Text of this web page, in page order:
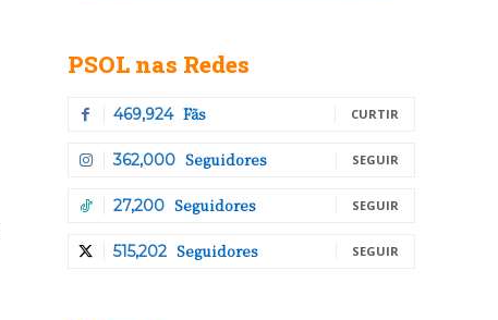
PSOL nas Redes
469,924 Fãs CURTIR
362,000 Seguidores SEGUIR
27,200 Seguidores SEGUIR
515,202 Seguidores SEGUIR